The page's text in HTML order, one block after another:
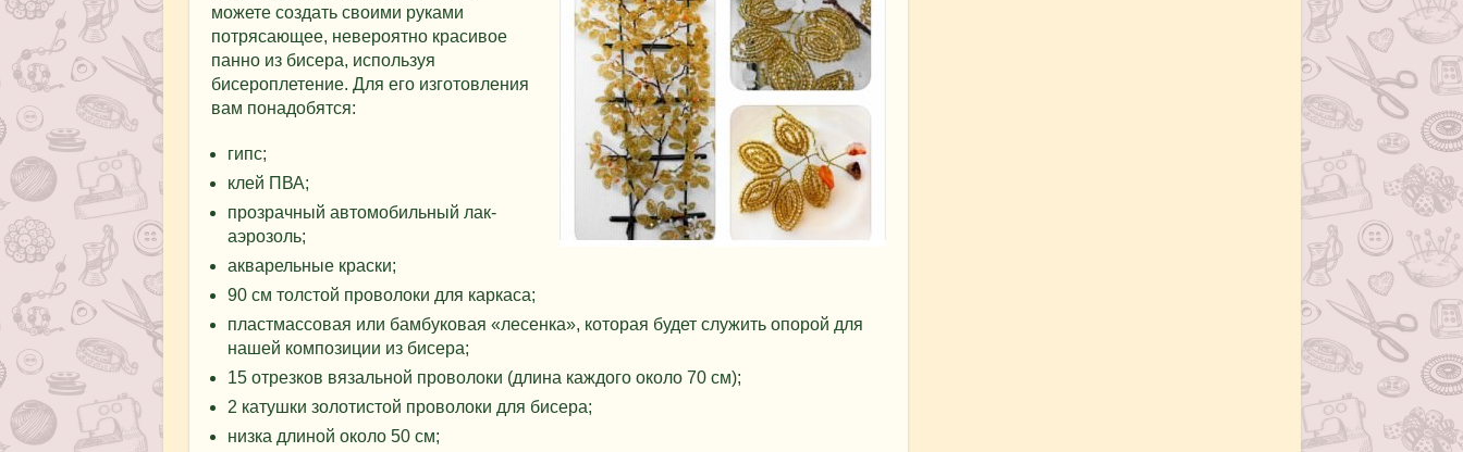
можете создать своими руками
потрясающее, невероятно красивое
панно из бисера, используя
бисероплетение. Для его изготовления
вам понадобятся:
гипс;
клей ПВА;
прозрачный автомобильный лак-
аэрозоль;
акварельные краски;
90 см толстой проволоки для каркаса;
пластмассовая или бамбуковая «лесенка», которая будет служить опорой для
нашей композиции из бисера;
15 отрезков вязальной проволоки (длина каждого около 70 см);
2 катушки золотистой проволоки для бисера;
низка длиной около 50 см;